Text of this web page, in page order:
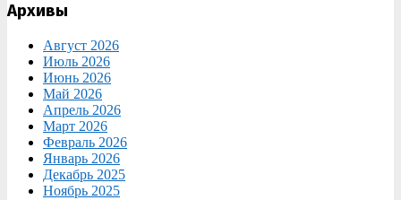
Архивы
Август 2026
Июль 2026
Июнь 2026
Май 2026
Апрель 2026
Март 2026
Февраль 2026
Январь 2026
Декабрь 2025
Ноябрь 2025